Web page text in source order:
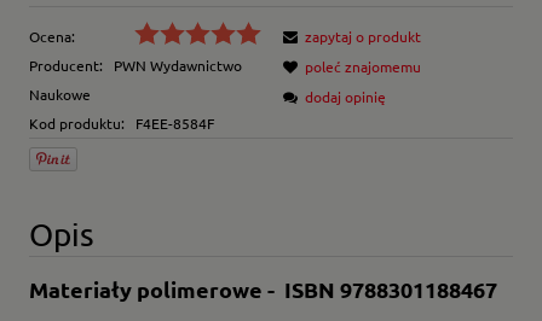
Ocena:
Producent:
PWN Wydawnictwo
Naukowe
Kod produktu:
F4EE-8584F
zapytaj o produkt
poleć znajomemu
dodaj opinię
Opis
Materiały polimerowe - ISBN 9788301188467